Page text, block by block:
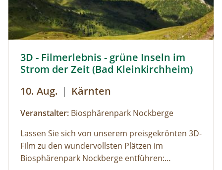
3D - Filmerlebnis - grüne Inseln im
Strom der Zeit (Bad Kleinkirchheim)
10. Aug. | Kärnten
Veranstalter: Biosphärenpark Nockberge
Lassen Sie sich von unserem preisgekrönten 3D-
Film zu den wundervollsten Plätzen im
Biosphärenpark Nockberge entführen: